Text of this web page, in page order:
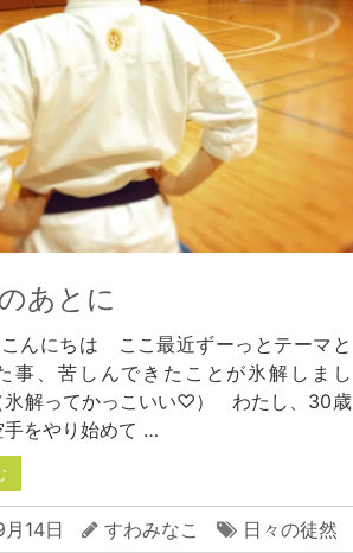
あとに
んにちは ここ最近ずーっとテーマと
事、苦しんできたことが氷解しまし
氷解ってかっこいい♡） わたし、30歳
手をやり始めて …
14日 すわみなこ 日々の徒然